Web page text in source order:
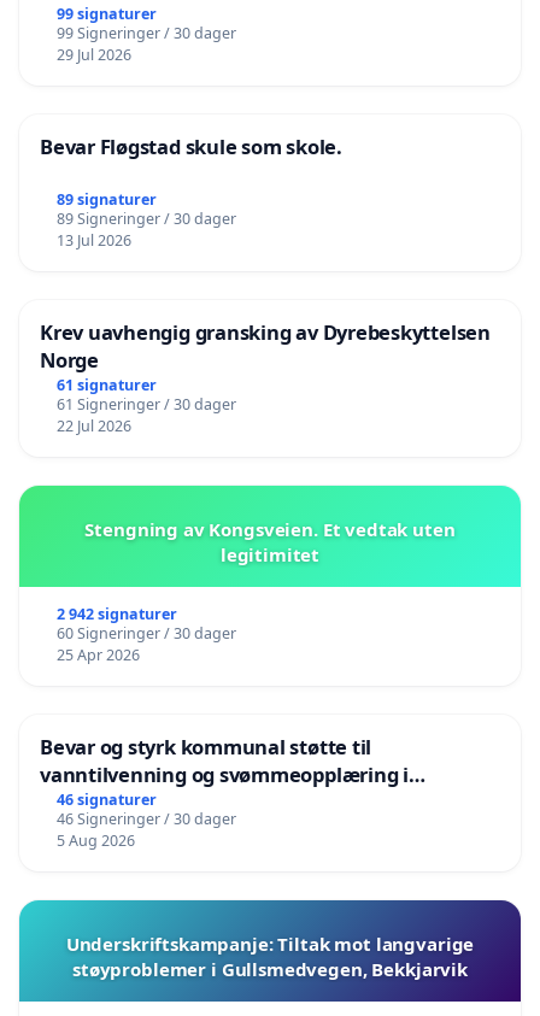
99 signaturer
99 Signeringer / 30 dager
29 Jul 2026
Bevar Fløgstad skule som skole.
89 signaturer
89 Signeringer / 30 dager
13 Jul 2026
Krev uavhengig gransking av Dyrebeskyttelsen
Norge
61 signaturer
61 Signeringer / 30 dager
22 Jul 2026
Stengning av Kongsveien. Et vedtak uten
legitimitet
2 942 signaturer
60 Signeringer / 30 dager
25 Apr 2026
Bevar og styrk kommunal støtte til
vanntilvenning og svømmeopplæring i
barnehagene i Haugesund
46 signaturer
46 Signeringer / 30 dager
5 Aug 2026
Underskriftskampanje: Tiltak mot langvarige
støyproblemer i Gullsmedvegen, Bekkjarvik